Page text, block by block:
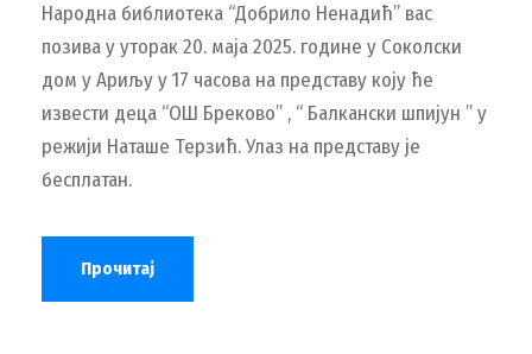
Народна библиотека “Добрило Ненадић” вас
позива у уторак 20. маја 2025. године у Соколски
дом у Ариљу у 17 часова на представу коју ће
извести деца “ОШ Бреково” , “ Балкански шпијун ” у
режији Наташе Терзић. Улаз на представу је
бесплатан.
Прочитај